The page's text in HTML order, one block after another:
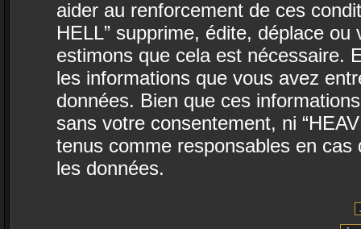
aider au renforcement de ces
HELL” supprime, édite, déplace
estimons que cela est nécessaire.
les informations que vous avez
données. Bien que ces
sans votre consentement, ni
tenus comme responsables en
les données.